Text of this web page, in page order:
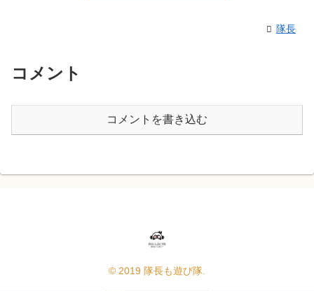
隊長
コメント
コメントを書き込む
© 2019 隊長も遊び隊.